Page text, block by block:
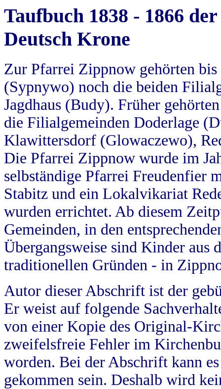
Taufbuch 1838 - 1866
Deutsch Krone
Zur Pfarrei Zippnow gehörten
(Sypnywo) noch die beiden
Jagdhaus (Budy). Früher
die Filialgemeinden Doderlage
Klawittersdorf (Glowaczewo),
Die Pfarrei Zippnow wurde im
selbständige Pfarrei Freudenfier
Stabitz und ein Lokalvikariat
wurden errichtet. Ab diesem
Gemeinden, in den
Übergangsweise sind Kinder aus
traditionellen Gründen - in
Autor dieser Abschrift ist der
Er weist auf folgende
von einer Kopie des Original-
zweifelsfreie Fehler im
worden. Bei der Abschrift kann
gekommen sein. Deshalb wird